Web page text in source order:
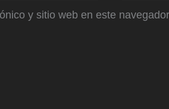
y sitio web en este